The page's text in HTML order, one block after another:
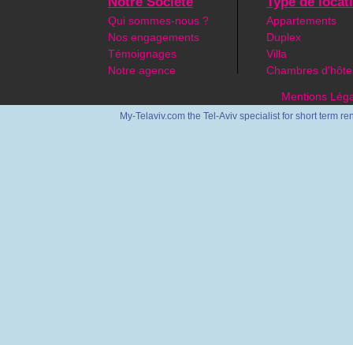
Qui sommes-nous ?
Nos engagements
Témoignages
Notre agence
Appartements
Duplex
Villa
Chambres
Mentions
My-Telaviv.com the Tel-Aviv specialist for short term